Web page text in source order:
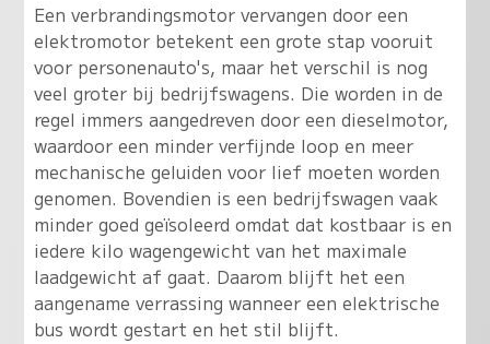
Een verbrandingsmotor vervangen door een
elektromotor betekent een grote stap vooruit
voor personenauto's, maar het verschil is nog
veel groter bij bedrijfswagens. Die worden in de
regel immers aangedreven door een dieselmotor,
waardoor een minder verfijnde loop en meer
mechanische geluiden voor lief moeten worden
genomen. Bovendien is een bedrijfswagen vaak
minder goed geïsoleerd omdat dat kostbaar is en
iedere kilo wagengewicht van het maximale
laadgewicht af gaat. Daarom blijft het een
aangename verrassing wanneer een elektrische
bus wordt gestart en het stil blijft.